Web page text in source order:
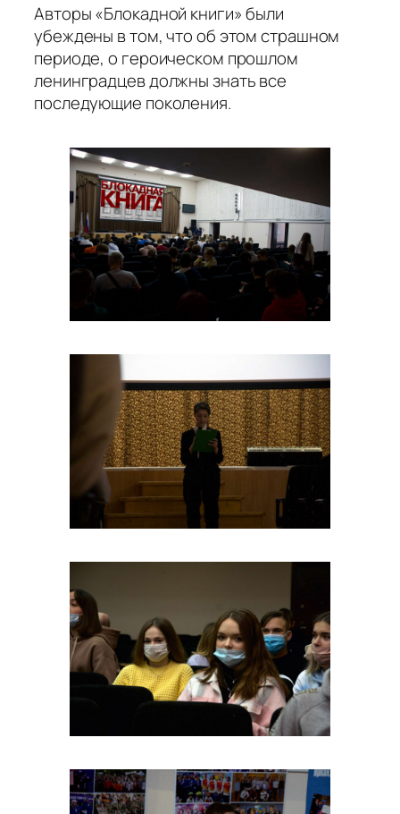
Авторы «Блокадной книги» были
убеждены в том, что об этом страшном
периоде, о героическом прошлом
ленинградцев должны знать все
последующие поколения.